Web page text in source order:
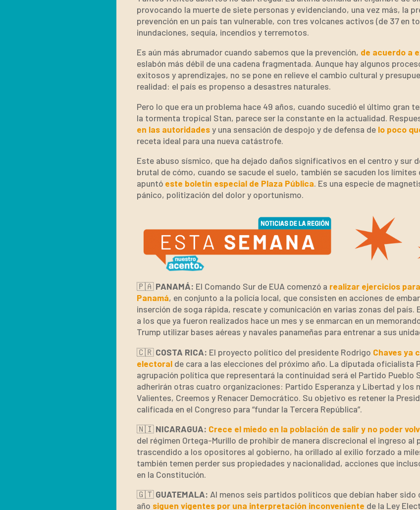
provocando la muerte de siete personas y evidenciando, una vez más, la
prevención en un país tan vulnerable, con tres volcanes activos (de 37 en
inundaciones, sequía, incendios y terremotos.
Es aún más abrumador cuando sabemos que la prevención, de acuerdo a
eslabón más débil de una cadena fragmentada. Aunque hay algunos
exitosos y aprendizajes, no se pone en relieve el cambio cultural y
realidad: el país es propenso a desastres naturales.
Pero lo que era un problema hace 49 años, cuando sucedió el último gran
la tormenta tropical Stan, parece ser la constante en la actualidad.
en las autoridadesy una sensación de despojo y de defensa de lo poco
receta ideal para una nueva catástrofe.
Este abuso sísmico, que ha dejado daños significativos en el centro y sur
brutal de cómo, cuando se sacude el suelo, también se sacuden los límites
apuntó este boletín especial de Plaza Pública. Es una especie de
pánico, politización del dolor y oportunismo.
🇵🇦PANAMÁ: El Comando Sur de EUA comenzó a realizar ejercicios
Panamá, en conjunto a la policía local, que consisten en acciones de
inserción de soga rápida, rescate y comunicación en varias zonas del país.
a los que ya fueron realizados hace un mes y se enmarcan en un
Trump utilizar bases aéreas y navales panameñas para entrenar a sus
🇨🇷 COSTA RICA: El proyecto político del presidente Rodrigo Chaves ya
electoralde cara a las elecciones del próximo año. La diputada oficialista
agrupación política que representará la continuidad será el Partido Pueblo
adherirán otras cuatro organizaciones: Partido Esperanza y Libertad y los
Valientes, Creemos y Renacer Democrático. Su objetivo es retener la
calificada en el Congreso para “fundar la Tercera República”.
🇳🇮NICARAGUA: Crece el miedo en la población de salir y no poder
del régimen Ortega-Murillo de prohibir de manera discrecional el ingreso al
trascendido a los opositores al gobierno, ha orillado al exilio forzado a
también temen perder sus propiedades y nacionalidad, acciones que
en la Constitución.
🇬🇹 GUATEMALA: Al menos seis partidos políticos que debían haber sido
año siguen vigentes por una interpretación inconveniente de la Ley